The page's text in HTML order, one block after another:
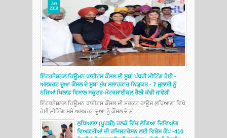
ਇੰਟਰਨੈਸ਼ਨਲ ਹਿਊਮਨ ਰਾਈਟਸ ਕੌਂਸਲ ਦੀ ਸੂਬਾ ਪੱਧਰੀ ਮੀਟਿੰਗ ਹੋਈ -
ਅਲਬਰਟ ਦੂਆ ਕੌਂਸਲ ਦੇ ਸੂਬਾ ਮੁੱਖ ਸਲਾਹਕਾਰ ਨਿਯੁਕਤ - 7 ਜੁਲਾਈ ਨੂੰ
ਨਸ਼ਿਆਂ ਖਿਲਾਫ਼ ਵਿਸ਼ਾਲ ਸਕੂਟਰ-ਮੋਟਰਸਾਈਕਲ ਰੈਲੀ ਕੱਢੀ ਜਾਵੇਗੀ
Jun
2018
ਇੰਟਰਨੈਸ਼ਨਲ ਹਿਊਮਨ ਰਾਈਟਸ ਕੌਂਸਲ ਦੀ ਸਰਕਟ ਹਾਊਸ ਲੁਧਿਆਣਾ ਵਿਖੇ
ਹੋਈ ਮੀਟਿੰਗ ਸਮੇਂ ਅਲਬਰਟ ਦੂਆ ਨੂੰ ਕੌਂਸਲ ਦੇ ਮੁੱ...
ਲੁਧਿਆਣਾ (ਪੂਰਬੀ) ਹਲਕੇ ਵਿੱਚ ਲੱਗਿਆ ਦਿਵਿਆਂਗ
ਵਿਅਕਤੀਆਂ ਦੀ ਰਜਿਸਟਰੇਸ਼ਨ ਲਈ ਵਿਸ਼ੇਸ਼ ਕੈਂਪ -410